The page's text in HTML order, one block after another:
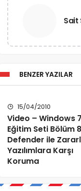
Sait
BENZER YAZILAR
15/04/2010
Video – Windows 7
Eğitim Seti Bölüm
Defender ile
Yazılımlara Karşı
Koruma